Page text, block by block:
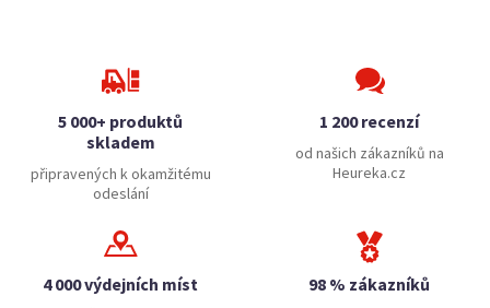
5 000+ produktů
skladem
připravených k okamžitému
odeslání
1 200 recenzí
od našich zákazníků na
Heureka.cz
4 000 výdejních míst 98 % zákazníků